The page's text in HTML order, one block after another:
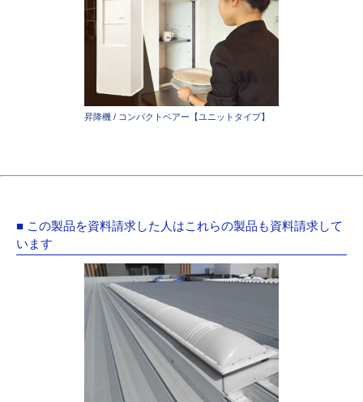
昇降機 / コンパクトベアー【ユニットタイプ】
■ この製品を資料請求した人はこれらの製品も資料請求して
います